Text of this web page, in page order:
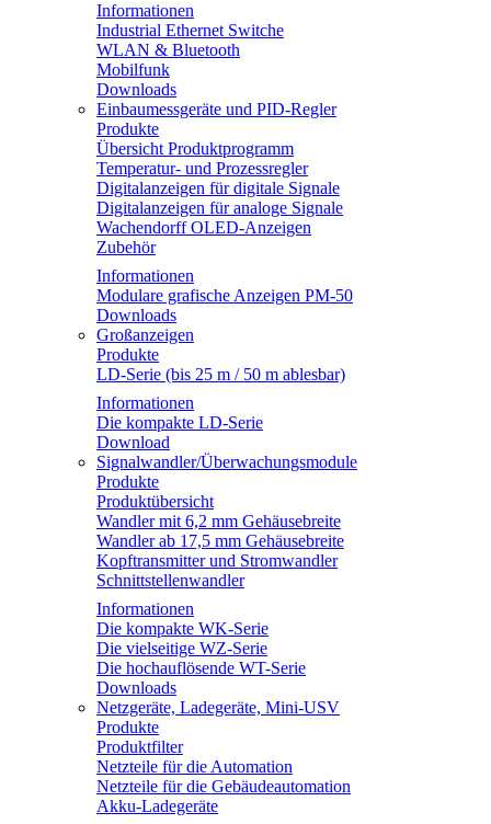
Informationen
Industrial Ethernet Switche
WLAN & Bluetooth
Mobilfunk
Downloads
Einbaumessgeräte und PID-Regler
Produkte
Übersicht Produktprogramm
Temperatur- und Prozessregler
Digitalanzeigen für digitale Signale
Digitalanzeigen für analoge Signale
Wachendorff OLED-Anzeigen
Zubehör
Informationen
Modulare grafische Anzeigen PM-50
Downloads
Großanzeigen
Produkte
LD-Serie (bis 25 m / 50 m ablesbar)
Informationen
Die kompakte LD-Serie
Download
Signalwandler/Überwachungsmodule
Produkte
Produktübersicht
Wandler mit 6,2 mm Gehäusebreite
Wandler ab 17,5 mm Gehäusebreite
Kopftransmitter und Stromwandler
Schnittstellenwandler
Informationen
Die kompakte WK-Serie
Die vielseitige WZ-Serie
Die hochauflösende WT-Serie
Downloads
Netzgeräte, Ladegeräte, Mini-USV
Produkte
Produktfilter
Netzteile für die Automation
Netzteile für die Gebäudeautomation
Akku-Ladegeräte